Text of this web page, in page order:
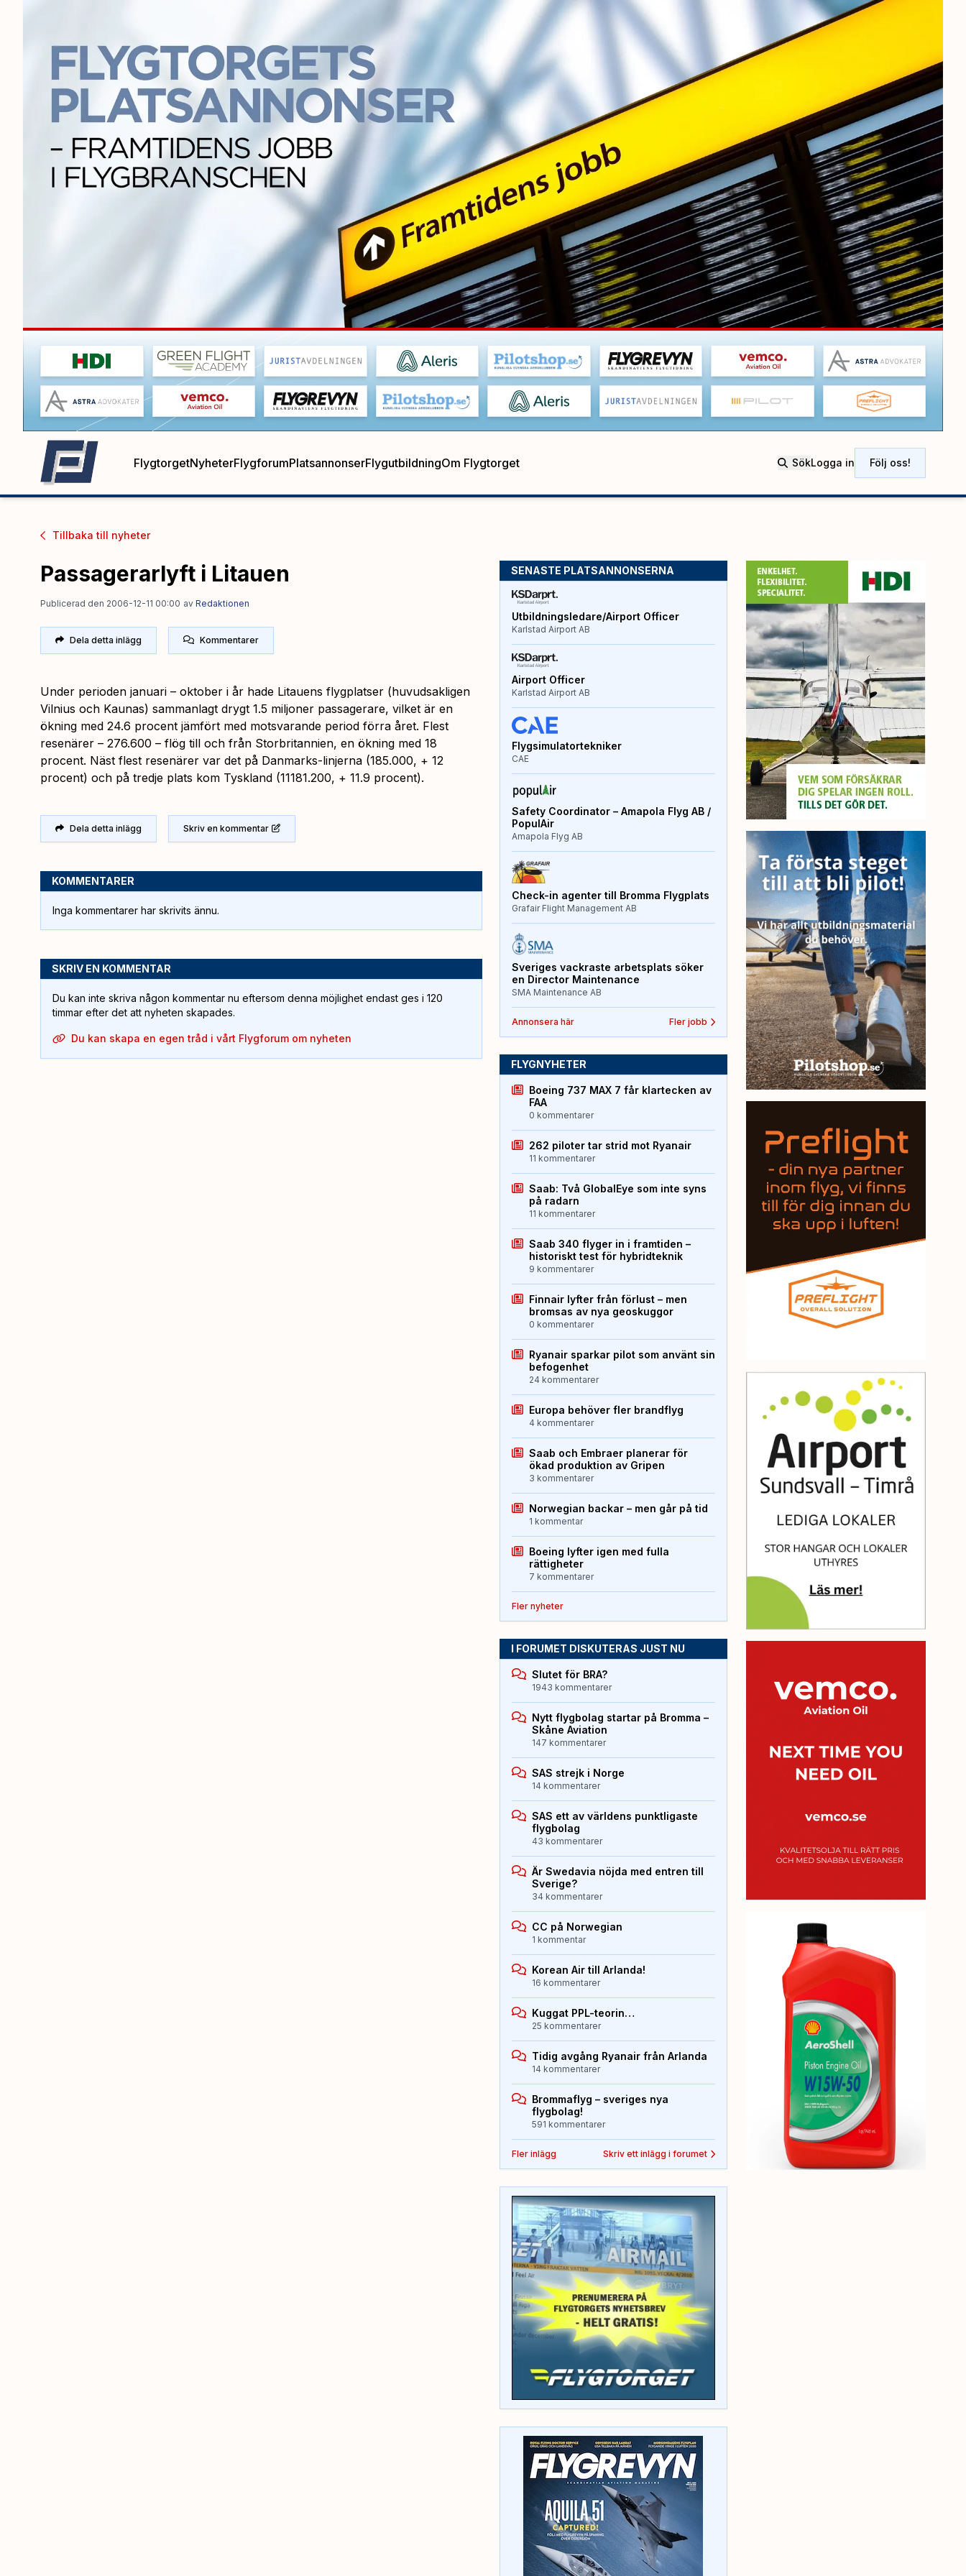
FlygtorgetNyheterFlygforumPlatsannonserFlygutbildningOm Flygtorget SökLogga in Följ oss!
Tillbaka till nyheter
Passagerarlyft i Litauen
Publicerad den 2006-12-11 00:00 av Redaktionen
Dela detta inlägg Kommentarer
Under perioden januari – oktober i år hade Litauens flygplatser (huvudsakligen
Vilnius och Kaunas) sammanlagt drygt 1.5 miljoner passagerare, vilket är en
ökning med 24.6 procent jämfört med motsvarande period förra året. Flest
resenärer – 276.600 – flög till och från Storbritannien, en ökning med 18
procent. Näst flest resenärer var det på Danmarks-linjerna (185.000, + 12
procent) och på tredje plats kom Tyskland (11181.200, + 11.9 procent).
Dela detta inlägg Skriv en kommentar
KOMMENTARER
Inga kommentarer har skrivits ännu.
SKRIV EN KOMMENTAR
Du kan inte skriva någon kommentar nu eftersom denna möjlighet endast ges i 120
timmar efter det att nyheten skapades.
Du kan skapa en egen tråd i vårt Flygforum om nyheten
SENASTE PLATSANNONSERNA
Utbildningsledare/Airport Officer
Karlstad Airport AB
Airport Officer
Karlstad Airport AB
Flygsimulatortekniker
CAE
Safety Coordinator – Amapola Flyg AB /
PopulAir
Amapola Flyg AB
Check-in agenter till Bromma Flygplats
Grafair Flight Management AB
Sveriges vackraste arbetsplats söker
en Director Maintenance
SMA Maintenance AB
Annonsera här Fler jobb
FLYGNYHETER
Boeing 737 MAX 7 får klartecken av
FAA
0 kommentarer
262 piloter tar strid mot Ryanair
11 kommentarer
Saab: Två GlobalEye som inte syns
på radarn
11 kommentarer
Saab 340 flyger in i framtiden –
historiskt test för hybridteknik
9 kommentarer
Finnair lyfter från förlust – men
bromsas av nya geoskuggor
0 kommentarer
Ryanair sparkar pilot som använt sin
befogenhet
24 kommentarer
Europa behöver fler brandflyg
4 kommentarer
Saab och Embraer planerar för
ökad produktion av Gripen
3 kommentarer
Norwegian backar – men går på tid
1 kommentar
Boeing lyfter igen med fulla
rättigheter
7 kommentarer
Fler nyheter
I FORUMET DISKUTERAS JUST NU
Slutet för BRA?
1943 kommentarer
Nytt flygbolag startar på Bromma –
Skåne Aviation
147 kommentarer
SAS strejk i Norge
14 kommentarer
SAS ett av världens punktligaste
flygbolag
43 kommentarer
Är Swedavia nöjda med entren till
Sverige?
34 kommentarer
CC på Norwegian
1 kommentar
Korean Air till Arlanda!
16 kommentarer
Kuggat PPL-teorin…
25 kommentarer
Tidig avgång Ryanair från Arlanda
14 kommentarer
Brommaflyg – sveriges nya
flygbolag!
591 kommentarer
Fler inlägg Skriv ett inlägg i forumet